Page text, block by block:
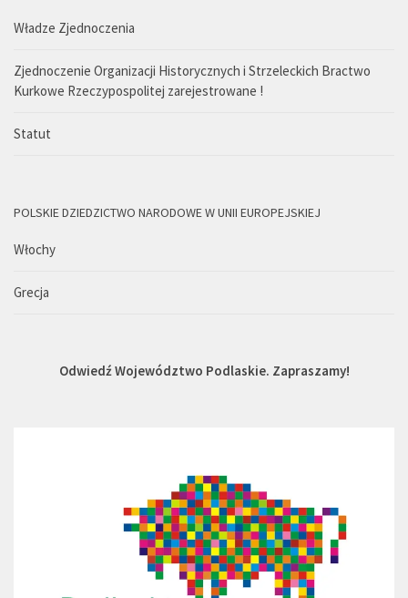
Władze Zjednoczenia
Zjednoczenie Organizacji Historycznych i Strzeleckich Bractwo
Kurkowe Rzeczypospolitej zarejestrowane !
Statut
POLSKIE DZIEDZICTWO NARODOWE W UNII EUROPEJSKIEJ
Włochy
Grecja
Odwiedź Województwo Podlaskie. Zapraszamy!